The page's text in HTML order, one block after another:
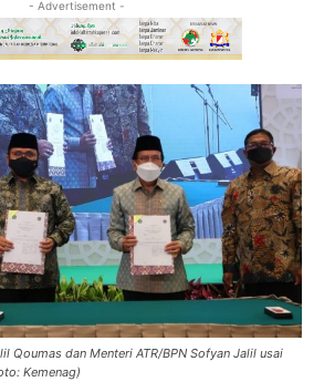
- Advertisement -
Qoumas dan Menteri ATR/BPN Sofyan Jalil usai
Kemenag)